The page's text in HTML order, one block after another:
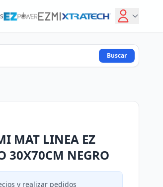
Buscar
MAT LINEA EZ
30X70CM NEGRO
y realizar pedidos